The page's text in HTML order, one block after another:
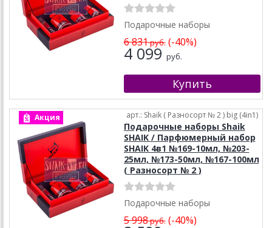
Подарочные наборы
6 831руб.(-40%)
4 099 руб.
Акция арт.: Shaik ( Разносорт № 2 ) big (4in1)
Подарочные наборы Shaik
SHAIK / Парфюмерный набор
SHAIK 4в1 №169-10мл, №203-
25мл, №173-50мл, №167-100мл
( Разносорт № 2 )
Подарочные наборы
5 998руб.(-40%)